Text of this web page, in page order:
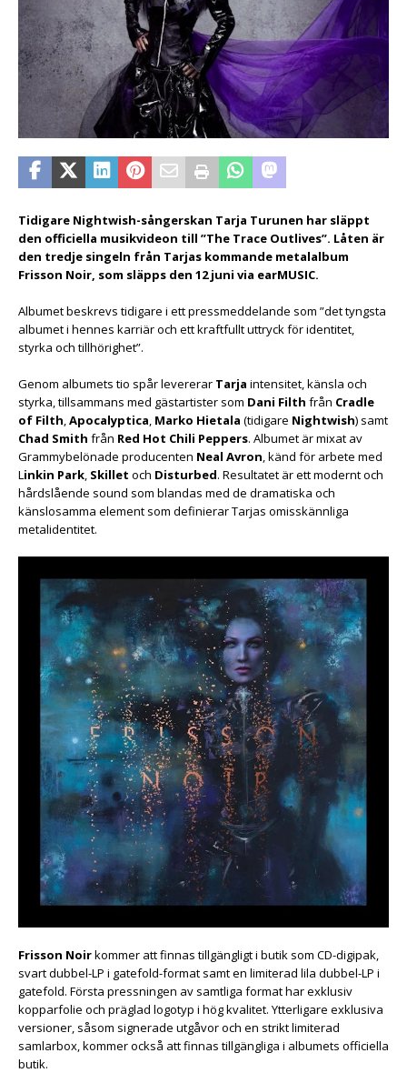
Tidigare Nightwish-sångerskan Tarja Turunen har släppt
den officiella musikvideon till ”The Trace Outlives”. Låten är
den tredje singeln från Tarjas kommande metalalbum
Frisson Noir, som släpps den 12 juni via earMUSIC.
Albumet beskrevs tidigare i ett pressmeddelande som ”det tyngsta
albumet i hennes karriär och ett kraftfullt uttryck för identitet,
styrka och tillhörighet”.
Genom albumets tio spår levererar Tarja intensitet, känsla och
styrka, tillsammans med gästartister som Dani Filth från Cradle
of Filth,Apocalyptica, Marko Hietala (tidigare Nightwish) samt
Chad Smith från Red Hot Chili Peppers. Albumet är mixat av
Grammybelönade producenten Neal Avron, känd för arbete med
Linkin Park, Skillet och Disturbed. Resultatet är ett modernt och
hårdslående sound som blandas med de dramatiska och
känslosamma element som definierar Tarjas omisskännliga
metalidentitet.
Frisson Noirkommer att finnas tillgängligt i butik som CD-digipak,
svart dubbel-LP i gatefold-format samt en limiterad lila dubbel-LP i
gatefold. Första pressningen av samtliga format har exklusiv
kopparfolie och präglad logotyp i hög kvalitet. Ytterligare exklusiva
versioner, såsom signerade utgåvor och en strikt limiterad
samlarbox, kommer också att finnas tillgängliga i albumets officiella
butik.